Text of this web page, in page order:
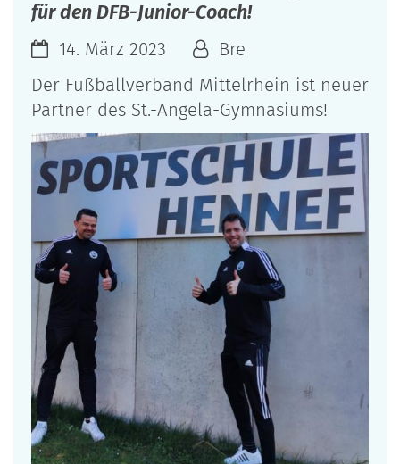
für den DFB-Junior-Coach!
14. März 2023
Bre
Der Fußballverband Mittelrhein ist neuer
Partner des St.-Angela-Gymnasiums!